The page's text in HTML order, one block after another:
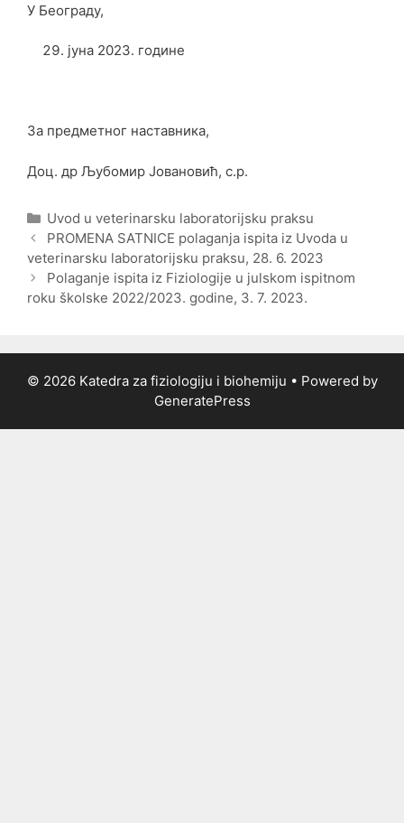
У Београду,
јуна 2023. године
За предметног наставника,
Доц. др Љубомир Јовановић, с.р.
Categories
Uvod u veterinarsku laboratorijsku praksu
Post
navigation
PROMENA SATNICE polaganja ispita iz Uvoda u
veterinarsku laboratorijsku praksu, 28. 6. 2023
Polaganje ispita iz Fiziologije u julskom ispitnom
roku školske 2022/2023. godine, 3. 7. 2023.
© 2026 Katedra za fiziologiju i biohemiju • Powered by
GeneratePress